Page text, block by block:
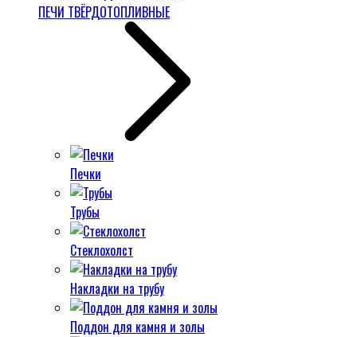
ПЕЧИ ТВЁРДОТОПЛИВНЫЕ
Печки
Трубы
Стеклохолст
Накладки на трубу
Поддон для камня и золы